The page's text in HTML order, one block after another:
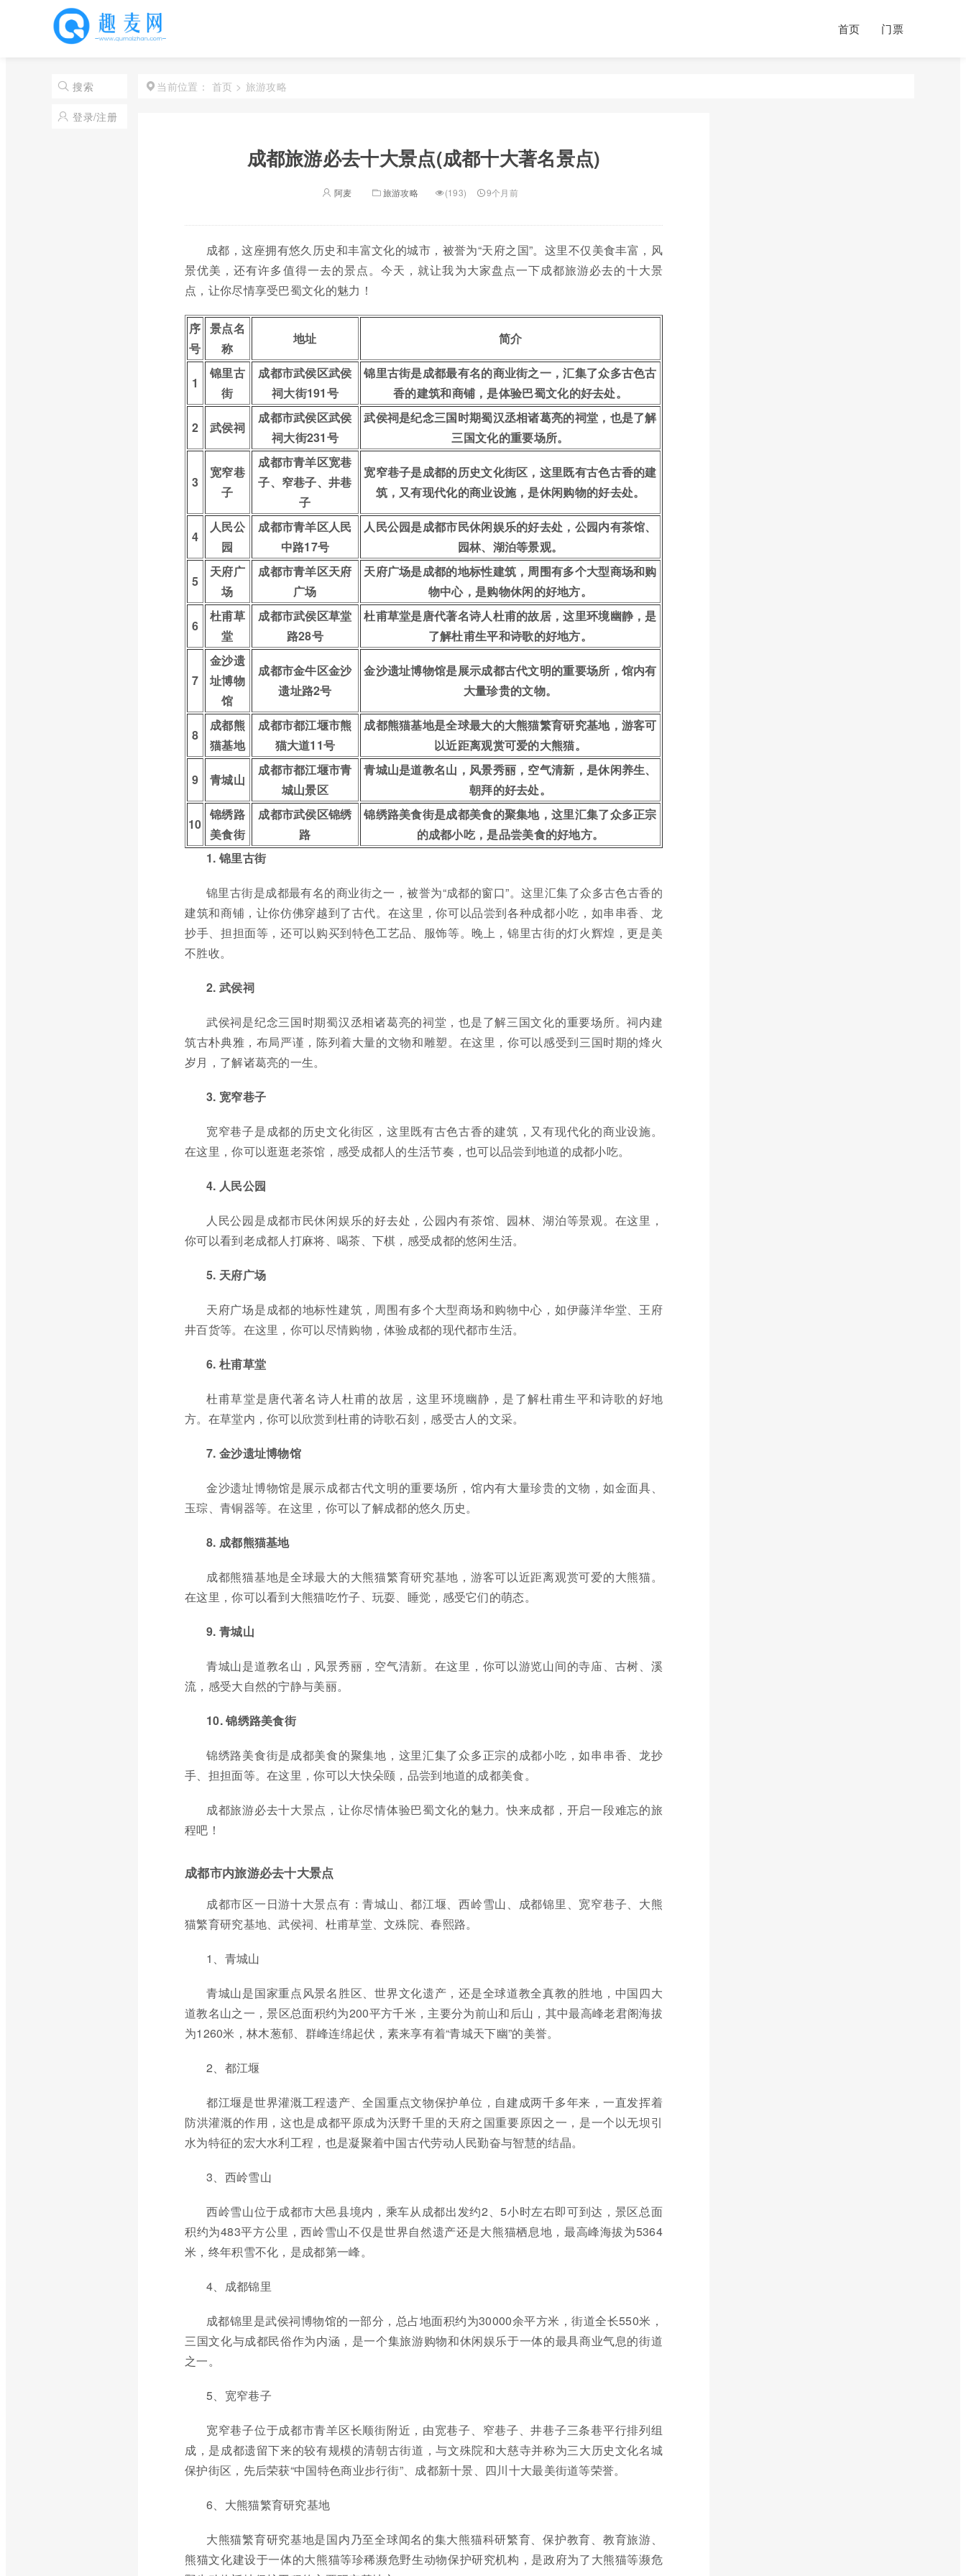
首页 门票
搜索
登录/注册
当前位置： 首页 > 旅游攻略
成都旅游必去十大景点(成都十大著名景点)
阿麦 旅游攻略 (193) 9个月前
成都，这座拥有悠久历史和丰富文化的城市，被誉为“天府之国”。这里不仅美食丰富，风
景优美，还有许多值得一去的景点。今天，就让我为大家盘点一下成都旅游必去的十大景
点，让你尽情享受巴蜀文化的魅力！
序
号
景点名
称
地址 简介
1
锦里古
街
成都市武侯区武侯
祠大街191号
锦里古街是成都最有名的商业街之一，汇集了众多古色古
香的建筑和商铺，是体验巴蜀文化的好去处。
2 武侯祠
成都市武侯区武侯
祠大街231号
武侯祠是纪念三国时期蜀汉丞相诸葛亮的祠堂，也是了解
三国文化的重要场所。
3
宽窄巷
子
成都市青羊区宽巷
子、窄巷子、井巷
子
宽窄巷子是成都的历史文化街区，这里既有古色古香的建
筑，又有现代化的商业设施，是休闲购物的好去处。
4
人民公
园
成都市青羊区人民
中路17号
人民公园是成都市民休闲娱乐的好去处，公园内有茶馆、
园林、湖泊等景观。
5
天府广
场
成都市青羊区天府
广场
天府广场是成都的地标性建筑，周围有多个大型商场和购
物中心，是购物休闲的好地方。
6
杜甫草
堂
成都市武侯区草堂
路28号
杜甫草堂是唐代著名诗人杜甫的故居，这里环境幽静，是
了解杜甫生平和诗歌的好地方。
7
金沙遗
址博物
馆
成都市金牛区金沙
遗址路2号
金沙遗址博物馆是展示成都古代文明的重要场所，馆内有
大量珍贵的文物。
8
成都熊
猫基地
成都市都江堰市熊
猫大道11号
成都熊猫基地是全球最大的大熊猫繁育研究基地，游客可
以近距离观赏可爱的大熊猫。
9 青城山
成都市都江堰市青
城山景区
青城山是道教名山，风景秀丽，空气清新，是休闲养生、
朝拜的好去处。
10
锦绣路
美食街
成都市武侯区锦绣
路
锦绣路美食街是成都美食的聚集地，这里汇集了众多正宗
的成都小吃，是品尝美食的好地方。
1. 锦里古街
锦里古街是成都最有名的商业街之一，被誉为“成都的窗口”。这里汇集了众多古色古香的
建筑和商铺，让你仿佛穿越到了古代。在这里，你可以品尝到各种成都小吃，如串串香、龙
抄手、担担面等，还可以购买到特色工艺品、服饰等。晚上，锦里古街的灯火辉煌，更是美
不胜收。
2. 武侯祠
武侯祠是纪念三国时期蜀汉丞相诸葛亮的祠堂，也是了解三国文化的重要场所。祠内建
筑古朴典雅，布局严谨，陈列着大量的文物和雕塑。在这里，你可以感受到三国时期的烽火
岁月，了解诸葛亮的一生。
3. 宽窄巷子
宽窄巷子是成都的历史文化街区，这里既有古色古香的建筑，又有现代化的商业设施。
在这里，你可以逛逛老茶馆，感受成都人的生活节奏，也可以品尝到地道的成都小吃。
4. 人民公园
人民公园是成都市民休闲娱乐的好去处，公园内有茶馆、园林、湖泊等景观。在这里，
你可以看到老成都人打麻将、喝茶、下棋，感受成都的悠闲生活。
5. 天府广场
天府广场是成都的地标性建筑，周围有多个大型商场和购物中心，如伊藤洋华堂、王府
井百货等。在这里，你可以尽情购物，体验成都的现代都市生活。
6. 杜甫草堂
杜甫草堂是唐代著名诗人杜甫的故居，这里环境幽静，是了解杜甫生平和诗歌的好地
方。在草堂内，你可以欣赏到杜甫的诗歌石刻，感受古人的文采。
7. 金沙遗址博物馆
金沙遗址博物馆是展示成都古代文明的重要场所，馆内有大量珍贵的文物，如金面具、
玉琮、青铜器等。在这里，你可以了解成都的悠久历史。
8. 成都熊猫基地
成都熊猫基地是全球最大的大熊猫繁育研究基地，游客可以近距离观赏可爱的大熊猫。
在这里，你可以看到大熊猫吃竹子、玩耍、睡觉，感受它们的萌态。
9. 青城山
青城山是道教名山，风景秀丽，空气清新。在这里，你可以游览山间的寺庙、古树、溪
流，感受大自然的宁静与美丽。
10. 锦绣路美食街
锦绣路美食街是成都美食的聚集地，这里汇集了众多正宗的成都小吃，如串串香、龙抄
手、担担面等。在这里，你可以大快朵颐，品尝到地道的成都美食。
成都旅游必去十大景点，让你尽情体验巴蜀文化的魅力。快来成都，开启一段难忘的旅
程吧！
成都市内旅游必去十大景点
成都市区一日游十大景点有：青城山、都江堰、西岭雪山、成都锦里、宽窄巷子、大熊
猫繁育研究基地、武侯祠、杜甫草堂、文殊院、春熙路。
1、青城山
青城山是国家重点风景名胜区、世界文化遗产，还是全球道教全真教的胜地，中国四大
道教名山之一，景区总面积约为200平方千米，主要分为前山和后山，其中最高峰老君阁海拔
为1260米，林木葱郁、群峰连绵起伏，素来享有着“青城天下幽”的美誉。
2、都江堰
都江堰是世界灌溉工程遗产、全国重点文物保护单位，自建成两千多年来，一直发挥着
防洪灌溉的作用，这也是成都平原成为沃野千里的天府之国重要原因之一，是一个以无坝引
水为特征的宏大水利工程，也是凝聚着中国古代劳动人民勤奋与智慧的结晶。
3、西岭雪山
西岭雪山位于成都市大邑县境内，乘车从成都出发约2、5小时左右即可到达，景区总面
积约为483平方公里，西岭雪山不仅是世界自然遗产还是大熊猫栖息地，最高峰海拔为5364
米，终年积雪不化，是成都第一峰。
4、成都锦里
成都锦里是武侯祠博物馆的一部分，总占地面积约为30000余平方米，街道全长550米，
三国文化与成都民俗作为内涵，是一个集旅游购物和休闲娱乐于一体的最具商业气息的街道
之一。
5、宽窄巷子
宽窄巷子位于成都市青羊区长顺街附近，由宽巷子、窄巷子、井巷子三条巷平行排列组
成，是成都遗留下来的较有规模的清朝古街道，与文殊院和大慈寺并称为三大历史文化名城
保护街区，先后荣获“中国特色商业步行街”、成都新十景、四川十大最美街道等荣誉。
6、大熊猫繁育研究基地
大熊猫繁育研究基地是国内乃至全球闻名的集大熊猫科研繁育、保护教育、教育旅游、
熊猫文化建设于一体的大熊猫等珍稀濒危野生动物保护研究机构，是政府为了大熊猫等濒危